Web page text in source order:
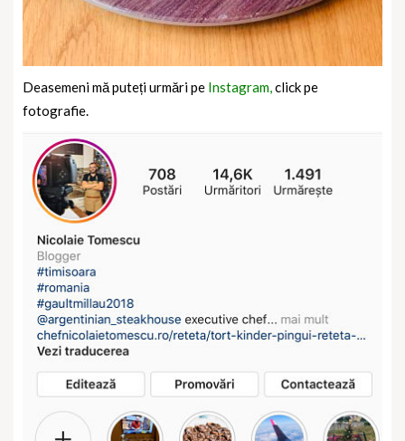
Deasemeni mă puteți urmări pe Instagram,click pe
fotografie.